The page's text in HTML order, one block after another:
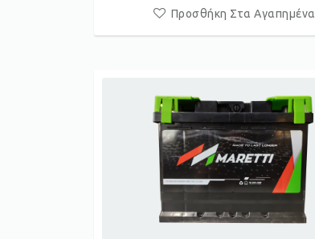
Προσθήκη Στα Αγαπημένα